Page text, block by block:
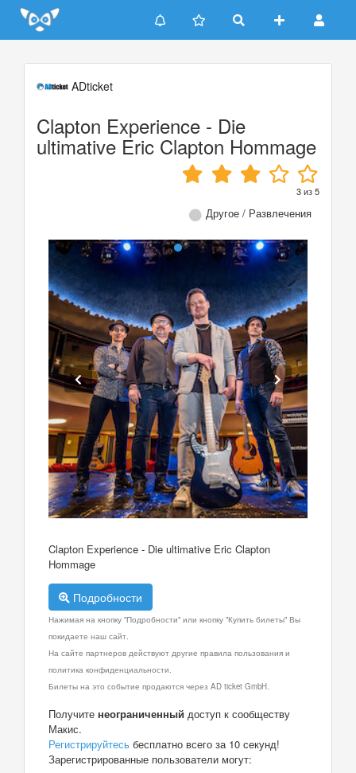
Update cookies preferences
ADticket
Clapton Experience - Die
ultimative Eric Clapton Hommage
3из5
Другое / Развлечения
Clapton Experience - Die ultimative Eric Clapton
Hommage
Подробности
Нажимая на кнопку "Подробности" или кнопку "Купить билеты" Вы
покидаете наш сайт.
На сайте партнеров действуют другие правила пользования и
политика конфиденциальности.
Билеты на это событие продаются через AD ticket GmbH.
Получите неограниченный доступ к сообществу
Макис.
Регистрируйтесь бесплатно всего за 10 секунд!
Зарегистрированные пользователи могут: